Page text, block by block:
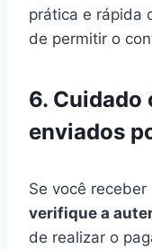
prática e rápida
de permitir o
6. Cuidado
enviados
Se você
verifique a
de realizar o